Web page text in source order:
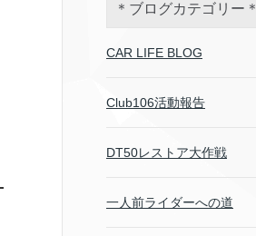
＊ブログカテゴリー＊
CAR LIFE BLOG
Club106活動報告
DT50レストア大作戦
一人前ライダーへの道